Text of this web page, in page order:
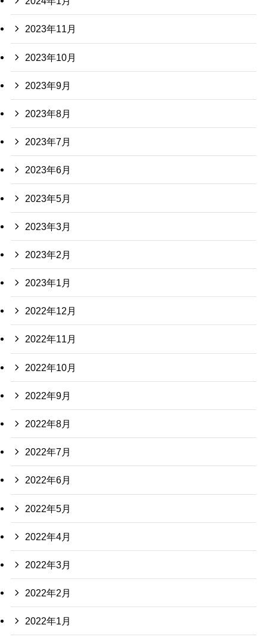
2023年11月
2023年10月
2023年9月
2023年8月
2023年7月
2023年6月
2023年5月
2023年3月
2023年2月
2023年1月
2022年12月
2022年11月
2022年10月
2022年9月
2022年8月
2022年7月
2022年6月
2022年5月
2022年4月
2022年3月
2022年2月
2022年1月